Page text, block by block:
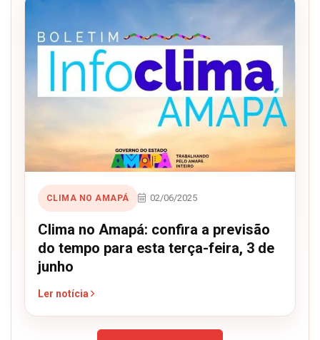
CLIMA NO AMAPÁ 02/06/2025
Clima no Amapá: confira a previsão
do tempo para esta terça-feira, 3 de
junho
Ler notícia